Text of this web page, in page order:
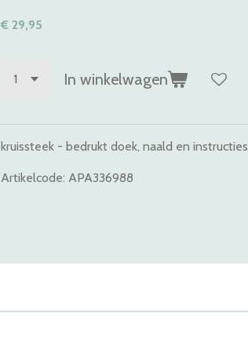
€ 29,95
In winkelwagen
kruissteek - bedrukt doek, naald en instructies
Artikelcode: APA336988